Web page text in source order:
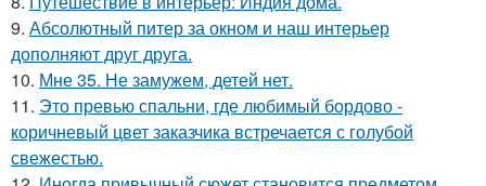
9. Абсолютный питер за окном и наш интерьер
дополняют друг друга.
10. Мне 35. Не замужем, детей нет.
11. Это превью спальни, где любимый бордово -
коричневый цвет заказчика встречается с голубой
свежестью.